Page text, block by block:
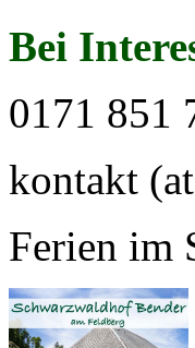
Bei
0171 851
kontakt
Ferien im